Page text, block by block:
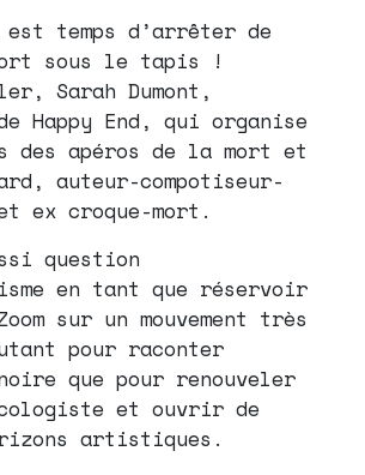
temps d’arrêter de
sous le tapis !
Sarah Dumont,
Happy End, qui organise
des apéros de la mort et
auteur-compotiseur-
ex croque-mort.
question
en tant que réservoir
sur un mouvement très
pour raconter
que pour renouveler
et ouvrir de
artistiques.